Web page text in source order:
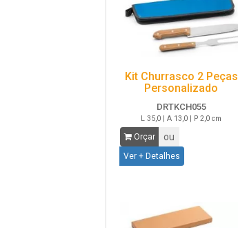
Kit Churrasco 2 Peças
Personalizado
DRTKCH055
L 35,0 | A 13,0 | P 2,0 cm
Orçar ou
Ver + Detalhes